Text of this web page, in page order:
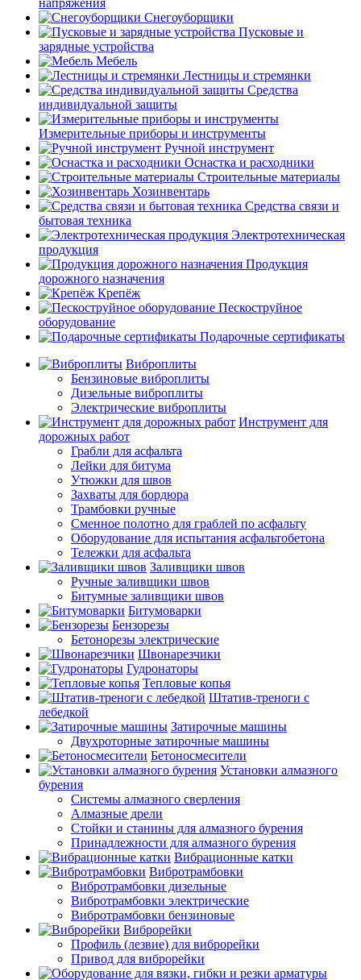
напряжения
Снегоуборщики
Пусковые и
зарядные устройства
Мебель
Лестницы и стремянки
Средства
индивидуальной защиты
Измерительные приборы и инструменты
Ручной инструмент
Оснастка и расходники
Строительные материалы
Хозинвентарь
Средства связи и
бытовая техника
Электротехническая
продукция
Продукция
дорожного назначения
Крепёж
Пескоструйное
оборудование
Подарочные сертификаты
Виброплиты
Бензиновые виброплиты
Дизельные виброплиты
Электрические виброплиты
Инструмент для
дорожных работ
Грабли для асфальта
Лейки для битума
Утюжки для швов
Захваты для бордюра
Трамбовки ручные
Сменное полотно для граблей по асфальту
Оборудование для испытания асфальтобетона
Тележки для асфальта
Заливщики швов
Ручные заливщики швов
Битумные заливщики швов
Битумоварки
Бензорезы
Бетонорезы электрические
Швонарезчики
Гудронаторы
Тепловые копья
Штатив-треноги с
лебедкой
Затирочные машины
Двухроторные затирочные машины
Бетоносмесители
Установки алмазного
бурения
Системы алмазного сверления
Алмазные дрели
Стойки и станины для алмазного бурения
Принадлежности для алмазного бурения
Вибрационные катки
Вибротрамбовки
Вибротрамбовки дизельные
Вибротрамбовки электрические
Вибротрамбовки бензиновые
Виброрейки
Профиль (лезвие) для виброрейки
Привод для виброрейки